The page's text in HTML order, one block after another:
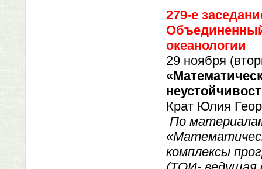
279-е
океанологии
29 ноября
Крат Юлия
По
комплексы